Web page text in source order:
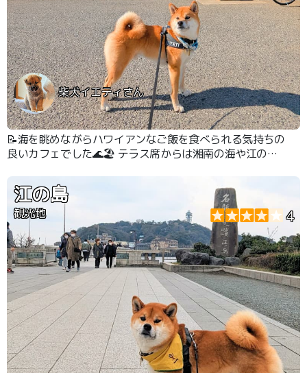
柴犬イエティさん
📝海を眺めながらハワイアンなご飯を食べられる気持ちの
良いカフェでした🌊🏖️ テラス席からは湘南の海や江の島
ろげます⛵️ #湘南
江の島
観光地 4